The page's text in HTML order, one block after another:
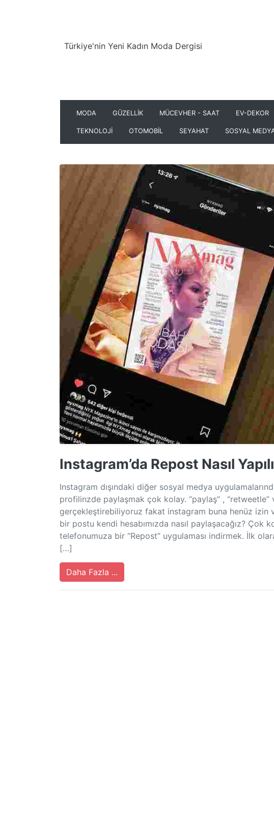
Türkiye'nin Yeni Kadın Moda Dergisi
MODA GÜZELLİK MÜCEVHER - SAAT EV-DEKOR
TEKNOLOJİ OTOMOBİL SEYAHAT SOSYAL
Instagram’da Repost Nasıl
Instagram dışındaki diğer sosyal medya
profilinzde paylaşmak çok kolay. “paylaş” ,
gerçekleştirebiliyoruz fakat instagram buna henüz izin
bir postu kendi hesabımızda nasıl paylaşacağız? Çok
telefonumuza bir “Repost” uygulaması indirmek. İlk
[…]
Daha Fazla ...